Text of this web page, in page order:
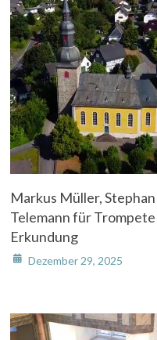
Markus Müller,
Telemann für
Erkundung
Dezember 29, 2025